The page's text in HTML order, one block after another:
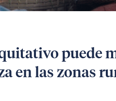
puede
en las zonas